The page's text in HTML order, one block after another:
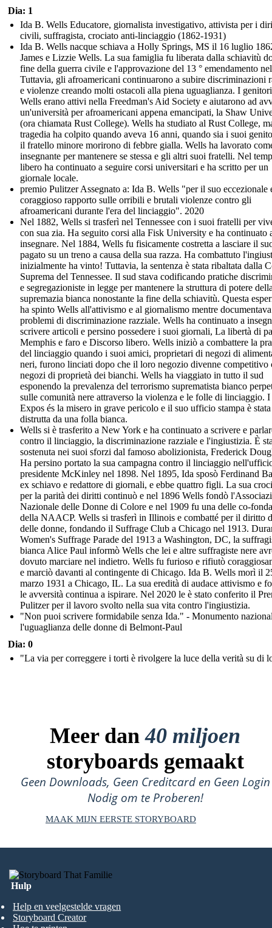
Dia: 1
Ida B. Wells Educatore, giornalista investigativo, attivista per i
civili, suffragista, crociato anti-linciaggio (1862-1931)
Ida B. Wells nacque schiava a Holly Springs, MS il 16 luglio
James e Lizzie Wells. La sua famiglia fu liberata dalla schiavitù
fine della guerra civile e l'approvazione del 13 ° emendamento
Tuttavia, gli afroamericani continuarono a subire discriminazioni
e violenze creando molti ostacoli alla piena uguaglianza. I
Wells erano attivi nella Freedman's Aid Society e aiutarono ad
un'università per afroamericani appena emancipati, la Shaw
(ora chiamata Rust College). Wells ha studiato al Rust College,
tragedia ha colpito quando aveva 16 anni, quando sia i suoi
il fratello minore morirono di febbre gialla. Wells ha lavorato
insegnante per mantenere se stessa e gli altri suoi fratelli. Nel
libero ha continuato a seguire corsi universitari e ha scritto per un
giornale locale.
premio Pulitzer Assegnato a: Ida B. Wells "per il suo eccezionale
coraggioso rapporto sulle orribili e brutali violenze contro gli
afroamericani durante l'era del linciaggio". 2020
Nel 1882, Wells si trasferì nel Tennessee con i suoi fratelli per
con sua zia. Ha seguito corsi alla Fisk University e ha continuato
insegnare. Nel 1884, Wells fu fisicamente costretta a lasciare il
pagato su un treno a causa della sua razza. Ha combattuto
inizialmente ha vinto! Tuttavia, la sentenza è stata ribaltata dalla
Suprema del Tennessee. Il sud stava codificando pratiche
e segregazioniste in legge per mantenere la struttura di potere
supremazia bianca nonostante la fine della schiavitù. Questa
ha spinto Wells all'attivismo e al giornalismo mentre
problemi di discriminazione razziale. Wells ha continuato a
scrivere articoli e persino possedere i suoi giornali, La libertà di
Memphis e faro e Discorso libero. Wells iniziò a combattere la
del linciaggio quando i suoi amici, proprietari di negozi di
neri, furono linciati dopo che il loro negozio divenne competitivo
negozi di proprietà dei bianchi. Wells ha viaggiato in tutto il sud
esponendo la prevalenza del terrorismo suprematista bianco
sulle comunità nere attraverso la violenza e le folle di linciaggio. I
Expos és la misero in grave pericolo e il suo ufficio stampa è stata
distrutta da una folla bianca.
Wells si è trasferito a New York e ha continuato a scrivere e
contro il linciaggio, la discriminazione razziale e l'ingiustizia. È
sostenuta nei suoi sforzi dal famoso abolizionista, Frederick
Ha persino portato la sua campagna contro il linciaggio
presidente McKinley nel 1898. Nel 1895, Ida sposò Ferdinand
ex schiavo e redattore di giornali, e ebbe quattro figli. La sua
per la parità dei diritti continuò e nel 1896 Wells fondò
Nazionale delle Donne di Colore e nel 1909 fu una delle co-
della NAACP. Wells si trasferì in Illinois e combatté per il diritto
delle donne, fondando il Suffrage Club a Chicago nel 1913.
Women's Suffrage Parade del 1913 a Washington, DC, la
bianca Alice Paul informò Wells che lei e altre suffragiste nere
dovuto marciare nel indietro. Wells fu furioso e rifiutò
e marciò davanti al contingente di Chicago. Ida B. Wells morì il
marzo 1931 a Chicago, IL. La sua eredità di audace attivismo e
le avversità continua a ispirare. Nel 2020 le è stato conferito il
Pulitzer per il lavoro svolto nella sua vita contro l'ingiustizia.
"Non puoi scrivere formidabile senza Ida." - Monumento
l'uguaglianza delle donne di Belmont-Paul
Dia: 0
"La via per correggere i torti è rivolgere la luce della verità su di
Meer dan40 miljoen
storyboards gemaakt
Geen Downloads, Geen Creditcard en Geen Login
Nodig om te Proberen!
MAAK MIJN EERSTE STORYBOARD
Hulp
Help en veelgestelde vragen
Storyboard Creator